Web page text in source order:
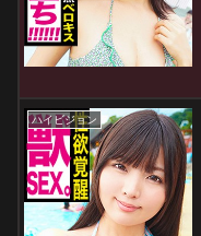
ハイビジョン